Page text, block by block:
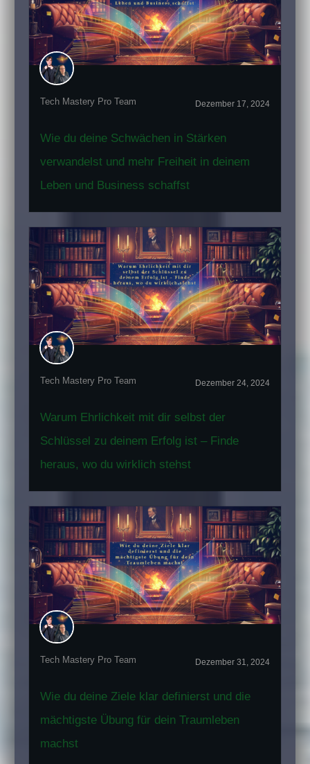
Tech Mastery Pro Team Dezember 17, 2024
Wie du deine Schwächen in Stärken
verwandelst und mehr Freiheit in deinem
Leben und Business schaffst
Tech Mastery Pro Team Dezember 24, 2024
Warum Ehrlichkeit mit dir selbst der
Schlüssel zu deinem Erfolg ist – Finde
heraus, wo du wirklich stehst
Tech Mastery Pro Team Dezember 31, 2024
Wie du deine Ziele klar definierst und die
mächtigste Übung für dein Traumleben
machst